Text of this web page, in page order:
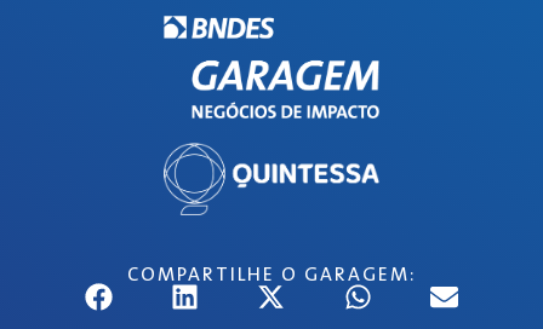
COMPARTILHE O GARAGEM: